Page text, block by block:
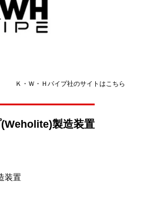
Ｋ・Ｗ・Ｈパイプ社のサイトはこちら
製造装置
装置